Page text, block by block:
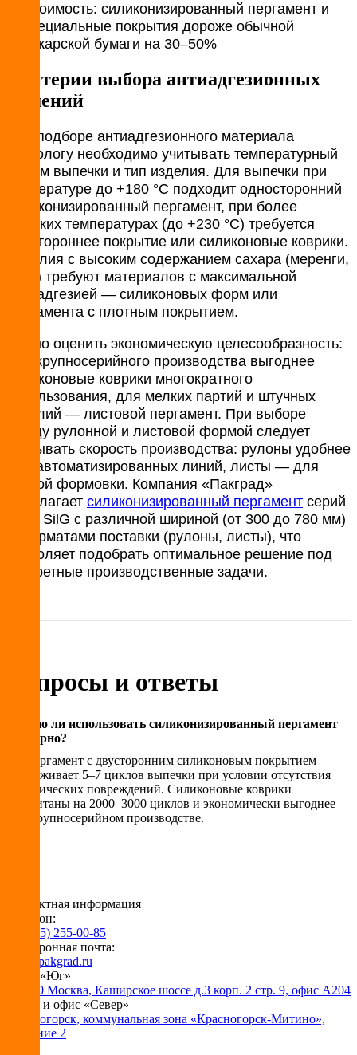
Стоимость: силиконизированный пергамент и
специальные покрытия дороже обычной
пекарской бумаги на 30–50%​
Критерии выбора антиадгезионных
решений
При подборе антиадгезионного материала
технологу необходимо учитывать температурный
режим выпечки и тип изделия. Для выпечки при
температуре до +180 °C подходит односторонний
силиконизированный пергамент, при более
высоких температурах (до +230 °C) требуется
двустороннее покрытие или силиконовые коврики.
Изделия с высоким содержанием сахара (меренги,
безе) требуют материалов с максимальной
антиадгезией — силиконовых форм или
пергамента с плотным покрытием.
Важно оценить экономическую целесообразность:
для крупносерийного производства выгоднее
силиконовые коврики многократного
использования, для мелких партий и штучных
изделий — листовой пергамент. При выборе
между рулонной и листовой формой следует
учитывать скорость производства: рулоны удобнее
для автоматизированных линий, листы — для
ручной формовки. Компания «Пакград»
предлагает силиконизированный пергамент серий
SIL и SilG с различной шириной (от 300 до 780 мм)
и форматами поставки (рулоны, листы), что
позволяет подобрать оптимальное решение под
конкретные производственные задачи.
Вопросы и ответы
Можно ли использовать силиконизированный пергамент
повторно?
Да, пергамент с двусторонним силиконовым покрытием
выдерживает 5–7 циклов выпечки при условии отсутствия
механических повреждений. Силиконовые коврики
рассчитаны на 2000–3000 циклов и экономически выгоднее
при крупносерийном производстве.
Контактная информация
Телефон:
+7 (495) 255-00-85
Электронная почта:
info@pakgrad.ru
Офис «Юг»
115230 Москва, Каширское шоссе д.3 корп. 2 стр. 9, офис А204
Склад и офис «Север»
Красногорск, коммунальная зона «Красногорск-Митино»,
владение 2